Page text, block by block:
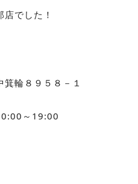
でした！
輪８９５８－１
～19:00